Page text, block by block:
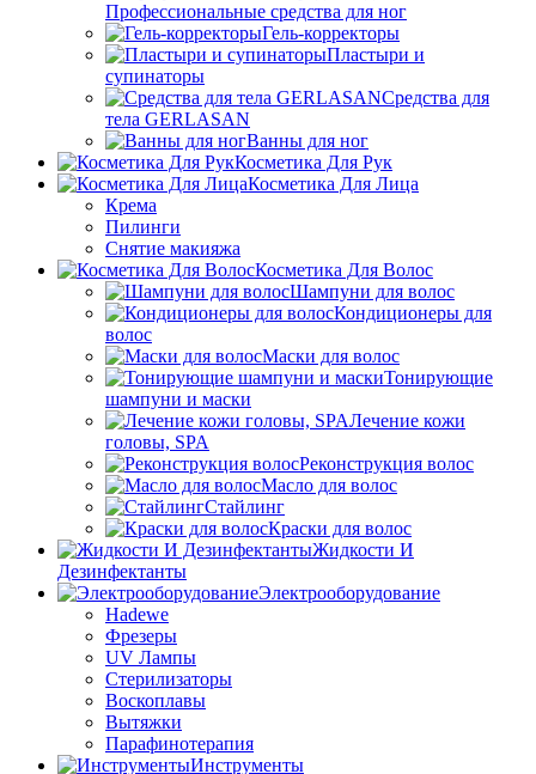
Профессиональные средства для ног
Гель-корректоры
Пластыри и
супинаторы
Средства для
тела GERLASAN
Ванны для ног
Косметика Для Рук
Косметика Для Лица
Крема
Пилинги
Снятие макияжа
Косметика Для Волос
Шампуни для волос
Кондиционеры для
волос
Маски для волос
Тонирующие
шампуни и маски
Лечение кожи
головы, SPA
Реконструкция волос
Масло для волос
Стайлинг
Краски для волос
Жидкости И
Дезинфектанты
Электрооборудование
Hadewe
Фрезеры
UV Лампы
Стерилизаторы
Воскоплавы
Вытяжки
Парафинотерапия
Инструменты